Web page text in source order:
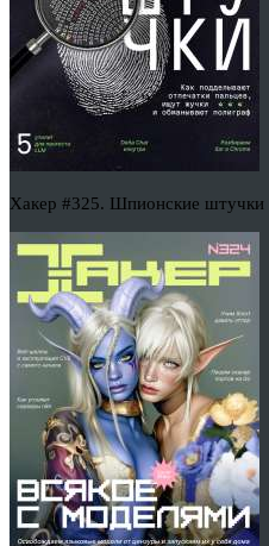
Хакер #325. Шпионские штучки